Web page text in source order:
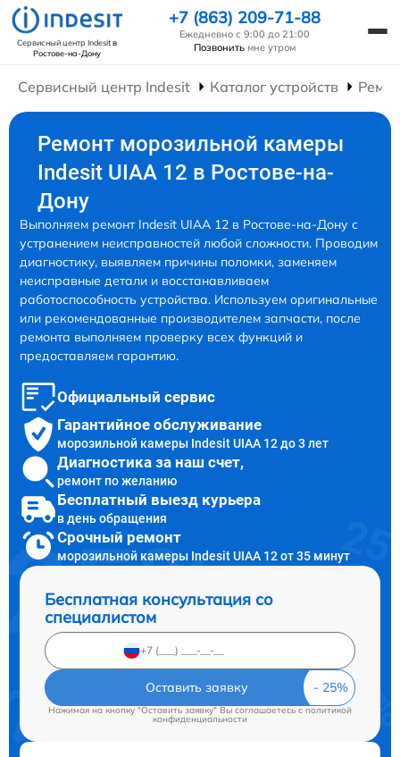
Сервисный центр Indesitв
Ростове-на-Дону
+7 (863) 209-71-88
Ежедневно с 9:00 до 21:00
Позвонить мне утром
Сервисный центр Indesit Каталог устройств
Ремонт морозильной камеры
Indesit UIAA 12 в Ростове-на-
Дону
Выполняем ремонт Indesit UIAA 12 в Ростове-на-Дону с
устранением неисправностей любой сложности. Проводим
диагностику, выявляем причины поломки, заменяем
неисправные детали и восстанавливаем
работоспособность устройства. Используем оригинальные
или рекомендованные производителем запчасти, после
ремонта выполняем проверку всех функций и
предоставляем гарантию.
Официальный сервис
Гарантийное обслуживание
морозильной камеры Indesit UIAA 12 до 3 лет
Диагностика за наш счет,
ремонт по желанию
Бесплатный выезд курьера
в день обращения
Срочный ремонт
морозильной камеры Indesit UIAA 12 от 35 минут
Бесплатная консультация со
специалистом
Оставить заявку
Нажимая на кнопку "Оставить заявку" Вы соглашаетесь cполитикой
конфиденциальности